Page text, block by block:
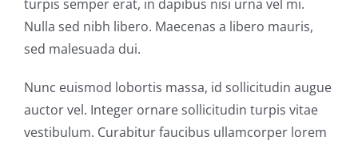
turpis semper erat, in dapibus nisi urna vel mi.
Nulla sed nibh libero. Maecenas a libero mauris,
sed malesuada dui.
Nunc euismod lobortis massa, id sollicitudin augue
auctor vel. Integer ornare sollicitudin turpis vitae
vestibulum. Curabitur faucibus ullamcorper lorem